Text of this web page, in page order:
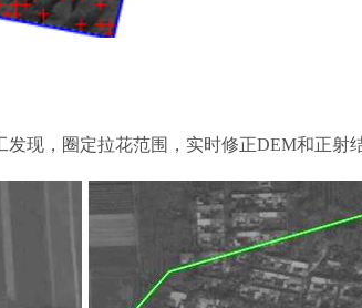
现，圈定拉花范围，实时修正DEM和正